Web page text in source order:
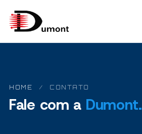
HOME / CONTATO
Fale com a Dumont.